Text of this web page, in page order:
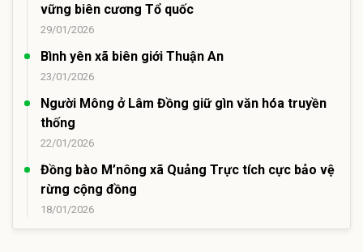
vững biên cương Tổ quốc
29/01/2026
Bình yên xã biên giới Thuận An
23/01/2026
Người Mông ở Lâm Đồng giữ gìn văn hóa truyền
thống
22/01/2026
Đồng bào M’nông xã Quảng Trực tích cực bảo vệ
rừng cộng đồng
18/01/2026